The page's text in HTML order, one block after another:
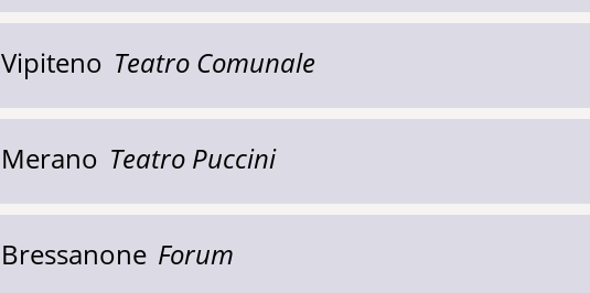
Vipiteno Teatro Comunale
Merano Teatro Puccini
Bressanone Forum